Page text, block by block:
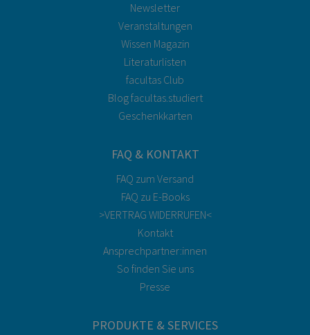
Newsletter
Veranstaltungen
Wissen Magazin
Literaturlisten
facultas Club
Blog facultas.studiert
Geschenkkarten
FAQ & KONTAKT
FAQ zum Versand
FAQ zu E-Books
>VERTRAG WIDERRUFEN<
Kontakt
Ansprechpartner:innen
So finden Sie uns
Presse
PRODUKTE & SERVICES